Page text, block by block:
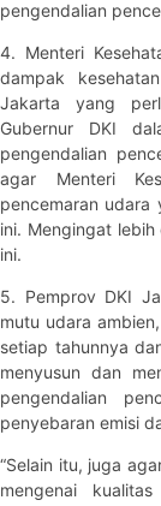
pengendalian
4. Menteri
dampak
Jakarta yang
Gubernur DKI
pengendalian
agar Menteri
pencemaran udara
ini. Mengingat
ini.
5. Pemprov DKI
mutu udara
setiap tahunnya
menyusun dan
pengendalian
penyebaran emisi
“Selain itu, juga
mengenai